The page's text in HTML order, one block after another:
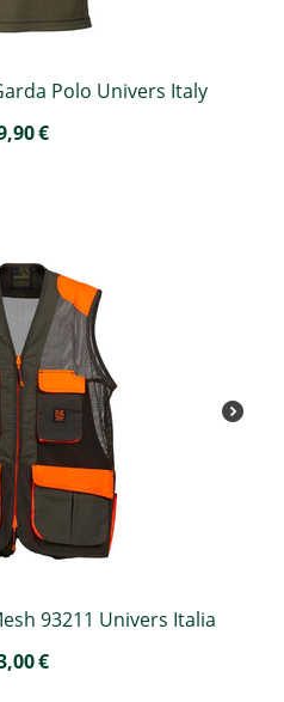
Polo Univers Italy
€
93211 Univers Italia
€